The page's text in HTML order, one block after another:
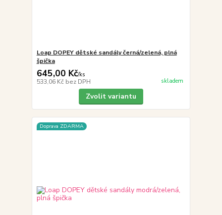
Loap DOPEY dětské sandály černá/zelená, plná
špička
645,00 Kč/ks
533,06 Kč bez DPH skladem
Zvolit variantu
Doprava ZDARMA